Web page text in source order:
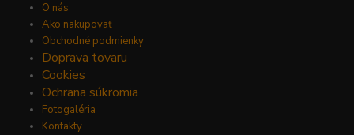
O nás
Ako nakupovať
Obchodné podmienky
Doprava tovaru
Cookies
Ochrana súkromia
Fotogaléria
Kontakty